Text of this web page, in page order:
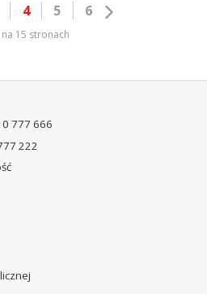
4 5 6
na 15 stronach
777 666
222